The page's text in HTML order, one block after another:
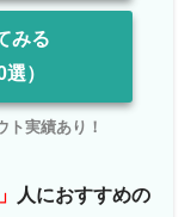
みる
）
ト実績あり！
人におすすめの